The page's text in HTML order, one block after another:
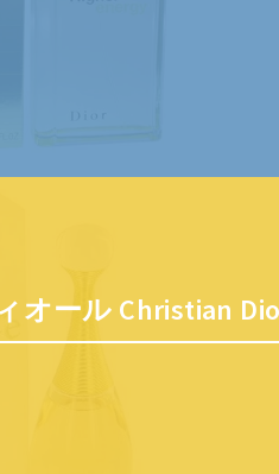
オール Christian